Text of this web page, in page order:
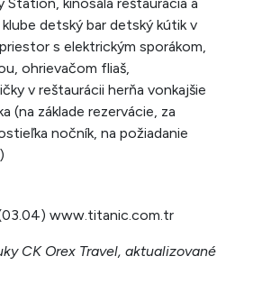
detský bar detský kútik v
s elektrickým sporákom,
ohrievačom fliaš,
v reštaurácii herňa vonkajšie
(na základe rezervácie, za
nočník, na požiadanie
www.titanic.com.tr
CK Orex Travel, aktualizované